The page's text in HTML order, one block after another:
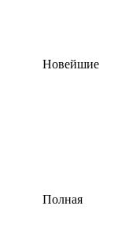
Новейшие
Полная